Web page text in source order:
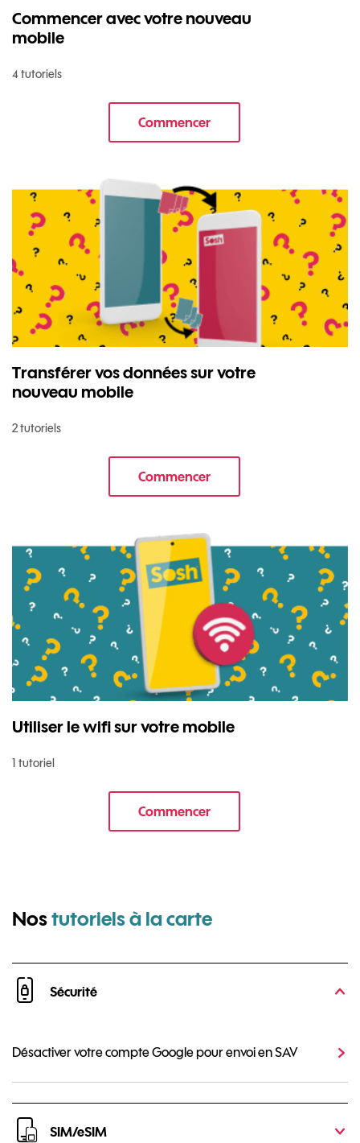
Commencer avec votre nouveau
mobile
4 tutoriels
Commencerle tuto pour Commencer avec
Transférer vos données sur votre
nouveau mobile
2 tutoriels
Commencerle tuto pour Transférer vos
Utiliser le wifi sur votre mobile
1 tutoriel
Commencerle tuto pour Utiliser le wifi sur
Nostutoriels à la cartepour Wiko
Sécurité
Désactiver votre compte Google pour envoi en SAV
SIM/eSIM